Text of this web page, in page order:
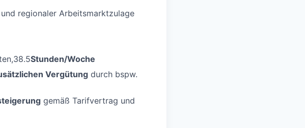
regionaler Arbeitsmarktzulage
Stunden/Woche
Vergütung durch bspw.
gemäß Tarifvertrag und